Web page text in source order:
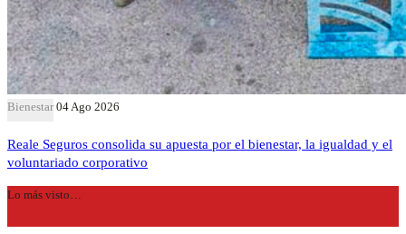
Bienestar 04 Ago 2026
Reale Seguros consolida su apuesta por el bienestar, la igualdad y el
voluntariado corporativo
Lo más visto…